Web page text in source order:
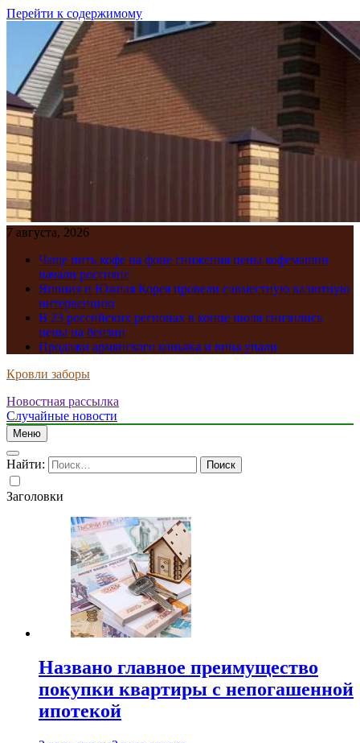
Перейти к содержимому
7 августа, 2026
Чаще пить кофе на фоне снижения цены кофемашин
начали россияне
Япония и Южная Корея провели совместную валютную
интервенцию
В 23 российских регионах в конце июля снизились
цены на бензин
Продажи армянского коньяка и вина упали
Кровли заборы
Новостная рассылка
Случайные новости
Меню
Найти:
Заголовки
Названо главное преимущество
покупки квартиры с непогашенной
ипотекой